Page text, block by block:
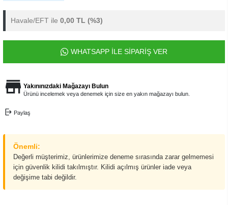
Havale/EFT ile 0,00 TL (%3)
WHATSAPP İLE SİPARİŞ VER
Yakınınızdaki Mağazayı Bulun
Ürünü incelemek veya denemek için size en yakın mağazayı bulun.
Paylaş
Önemli:
Değerli müşterimiz, ürünlerimize deneme sırasında zarar gelmemesi
için güvenlik kilidi takılmıştır. Kilidi açılmış ürünler iade veya
değişime tabi değildir.